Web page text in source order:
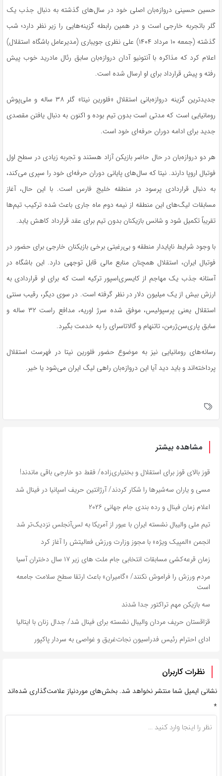
حسین حسینی دروازه‌بان اصلی خود در سال‌های گذشته به دنبال جذب یک
گلر باتجربه خارجی است و در همین رابطه گزینه‌هایی را زیر نظر دارد؛ شب
گذشته (جمعه ۱۰ مرداد ۱۴۰۴) علی نظری جویباری (مدیرعامل باشگاه استقلال)
اعلام کرد که مذاکره با آنتونیو آدان دروازه‌بان سابق رئال مادرید خوب پیش
رفته و پیش قرارداد برای او ارسال شده است.
جدیدترین گزینه دروازه‌بانی استقلال «فلورین نیتا» گلر ۳۸ ساله و ملی‌پوش
رومانیایی است که مدتی است بدون تیم بوده و اکنون به دنبال یافتن مقصدی
جدید برای ادامه دوران حرفه‌ای خود است.
هر دو دروازه‌بان در حال حاضر بازیکن آزاد هستند و تجربه زیادی در سطح اول
فوتبال اروپا دارند. نیتا که سال‌های پایانی دوران حرفه‌ای خود را سپری می‌کند،
به دنبال قراردادی پرسود در منطقه خلیج فارس است. با این حال، آغاز
مسابقات لیگ‌های این منطقه از نیمه دوم ماه جاری باعث شده ترکیب تیم‌ها
تقریباً تکمیل شود و شانس بازیکنان بدون تیم برای عقد قرارداد کاهش یابد.
با وجود شرایط ناپایدار منطقه و بی‌رغبتی برخی بازیکنان خارجی برای حضور در
فوتبال ایران، استقلال همچنان منابع مالی قابل توجهی دارد. این باشگاه در
آستانه جذب یک مهاجم از کایسری‌اسپور ترکیه است که برای او قراردادی به
ارزش بیش از یک میلیون دلار در نظر گرفته است. در سوی دیگر، رقیب سنتی
استقلال یعنی پرسپولیس، موفق شده سرژ اوریه، مدافع راست ۳۲ ساله و
سابق پاری‌سن‌ژرمن، تاتنهام و گالاتاسرای را به خدمت بگیرد.
رسانه‌های رومانیایی نیز به موضوع حضور فلورین نیتا در فهرست استقلال
پرداخته‌اند و باید دید آیا این دروازه‌بان راهی لیگ ایران می‌شود یا خیر.
مشاهده بیشتر
قوز بالای قوز برای استقلال و بختیاری‌زاده/ فقط دو خارجی باقی ماندند!
مسی و یاران سه‌شیرها را شکار کردند/ آرژانتین حریف اسپانیا در فینال شد
اعلام زمان فینال و رده بندی جام جهانی ۲۰۲۶
تیم ملی والیبال نشسته ایران با عبور از آمریکا به لس‌آنجلس نزدیک‌تر شد
انجمن «المپیک ویژه» با مجوز وزارت ورزش فعالیتش را آغاز کرد
زمان قرعه‌کشی مسابقات انتخابی جام ملت های زیر ۱۷ سال دختران آسیا
مردم ورزش را فراموش نکنند/ «گامیران» باعث ارتقا سطح سلامت جامعه
است
سه بازیکن مهم تراکتور جدا شدند
قزاقستان حریف مردان والیبال نشسته برای فینال شد/ جدال زنان با ایتالیا
ادای احترام رئیس فدراسیون نجات‌غریق و غواصی به سردار پاکپور
نظرات کاربران
نشانی ایمیل شما منتشر نخواهد شد. بخش‌های موردنیاز علامت‌گذاری شده‌اند
*